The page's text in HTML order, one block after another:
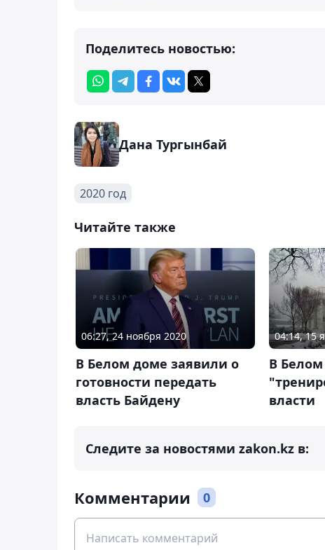
Поделитесь новостью:
Дана Тургынбай
2020 год
Читайте также
06:27, 24 ноября 2020
В Белом доме заявили о
готовности передать
власть Байдену
04:14, 15
В
власти
Следите за новостями zakon.kz в:
Комментарии 0